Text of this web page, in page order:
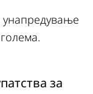
унапредување
за